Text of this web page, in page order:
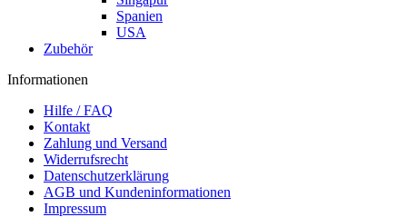
Spanien
USA
Zubehör
Informationen
Hilfe / FAQ
Kontakt
Zahlung und Versand
Widerrufsrecht
Datenschutzerklärung
AGB und Kundeninformationen
Impressum